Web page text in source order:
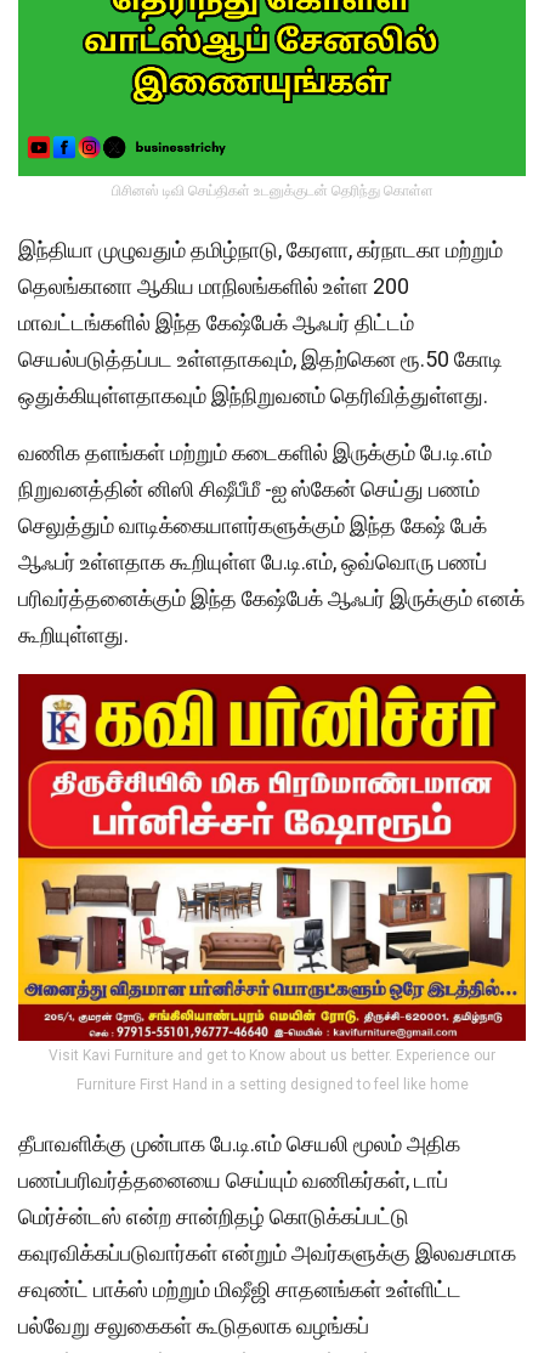
பிசினஸ் டிவி செய்திகள் உடனுக்குடன் தெரிந்து கொள்ள
இந்தியா முழுவதும் தமிழ்நாடு, கேரளா, கர்நாடகா மற்றும்
தெலங்கானா ஆகிய மாநிலங்களில் உள்ள 200
மாவட்டங்களில் இந்த கேஷ்பேக் ஆஃபர் திட்டம்
செயல்படுத்தப்பட உள்ளதாகவும், இதற்கென ரூ.50 கோடி
ஒதுக்கியுள்ளதாகவும் இந்நிறுவனம் தெரிவித்துள்ளது.
வணிக தளங்கள் மற்றும் கடைகளில் இருக்கும் பே.டி.எம்
நிறுவனத்தின் னிஸி சிஷீபீமீ -ஐ ஸ்கேன் செய்து பணம்
செலுத்தும் வாடிக்கையாளர்களுக்கும் இந்த கேஷ் பேக்
ஆஃபர் உள்ளதாக கூறியுள்ள பே.டி.எம், ஒவ்வொரு பணப்
பரிவர்த்தனைக்கும் இந்த கேஷ்பேக் ஆஃபர் இருக்கும் எனக்
கூறியுள்ளது.
Visit Kavi Furniture and get to Know about us better. Experience our
Furniture First Hand in a setting designed to feel like home
தீபாவளிக்கு முன்பாக பே.டி.எம் செயலி மூலம் அதிக
பணப்பரிவர்த்தனையை செய்யும் வணிகர்கள், டாப்
மெர்ச்ன்டஸ் என்ற சான்றிதழ் கொடுக்கப்பட்டு
கவுரவிக்கப்படுவார்கள் என்றும் அவர்களுக்கு இலவசமாக
சவுண்ட் பாக்ஸ் மற்றும் மிஷீஜி சாதனங்கள் உள்ளிட்ட
பல்வேறு சலுகைகள் கூடுதலாக வழங்கப்